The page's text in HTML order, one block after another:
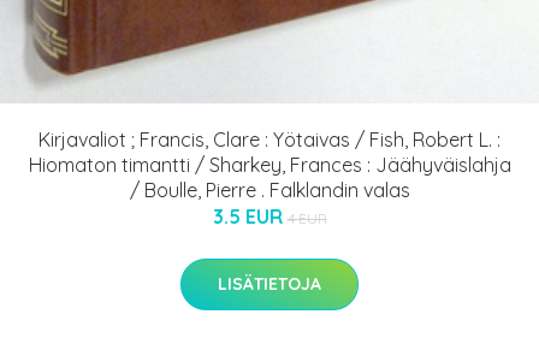
Kirjavaliot ; Francis, Clare : Yötaivas / Fish, Robert L. :
Hiomaton timantti / Sharkey, Frances : Jäähyväislahja
/ Boulle, Pierre . Falklandin valas
3.5 EUR 4 EUR
LISÄTIETOJA